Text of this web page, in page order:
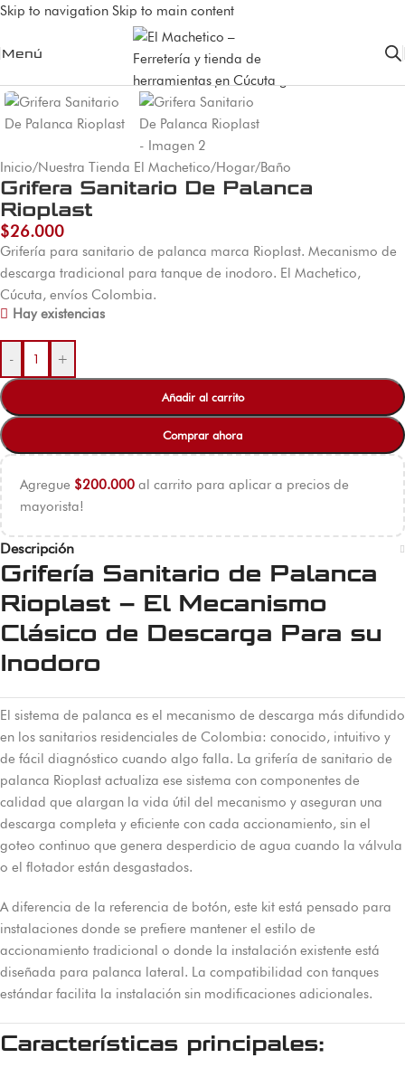
Skip to navigation Skip to main content
Menú
Inicio/Nuestra Tienda El Machetico/Hogar/Baño
Grifera Sanitario De Palanca
Rioplast
$26.000
Grifería para sanitario de palanca marca Rioplast. Mecanismo de
descarga tradicional para tanque de inodoro. El Machetico,
Cúcuta, envíos Colombia.
Hay existencias
- +
Añadir al carrito
Comprar ahora
Agregue $200.000 al carrito para aplicar a precios de
mayorista!
Descripción
Grifería Sanitario de Palanca
Rioplast – El Mecanismo
Clásico de Descarga Para su
Inodoro
El sistema de palanca es el mecanismo de descarga más difundido
en los sanitarios residenciales de Colombia: conocido, intuitivo y
de fácil diagnóstico cuando algo falla. La grifería de sanitario de
palanca Rioplast actualiza ese sistema con componentes de
calidad que alargan la vida útil del mecanismo y aseguran una
descarga completa y eficiente con cada accionamiento, sin el
goteo continuo que genera desperdicio de agua cuando la válvula
o el flotador están desgastados.
A diferencia de la referencia de botón, este kit está pensado para
instalaciones donde se prefiere mantener el estilo de
accionamiento tradicional o donde la instalación existente está
diseñada para palanca lateral. La compatibilidad con tanques
estándar facilita la instalación sin modificaciones adicionales.
Características principales: